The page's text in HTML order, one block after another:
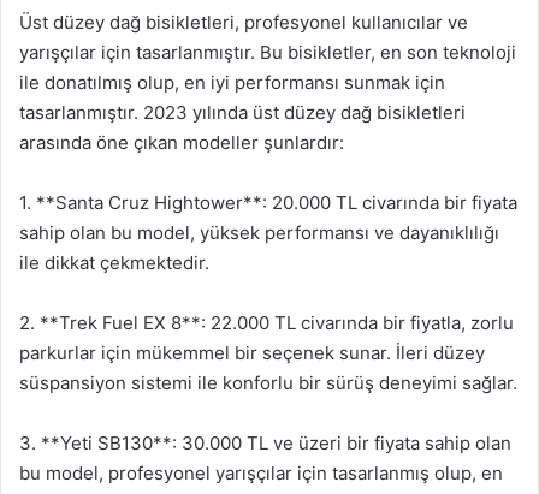
Üst düzey dağ bisikletleri, profesyonel kullanıcılar ve
yarışçılar için tasarlanmıştır. Bu bisikletler, en son teknoloji
ile donatılmış olup, en iyi performansı sunmak için
tasarlanmıştır. 2023 yılında üst düzey dağ bisikletleri
arasında öne çıkan modeller şunlardır:
1. **Santa Cruz Hightower**: 20.000 TL civarında bir fiyata
sahip olan bu model, yüksek performansı ve dayanıklılığı
ile dikkat çekmektedir.
2. **Trek Fuel EX 8**: 22.000 TL civarında bir fiyatla, zorlu
parkurlar için mükemmel bir seçenek sunar. İleri düzey
süspansiyon sistemi ile konforlu bir sürüş deneyimi sağlar.
3. **Yeti SB130**: 30.000 TL ve üzeri bir fiyata sahip olan
bu model, profesyonel yarışçılar için tasarlanmış olup, en